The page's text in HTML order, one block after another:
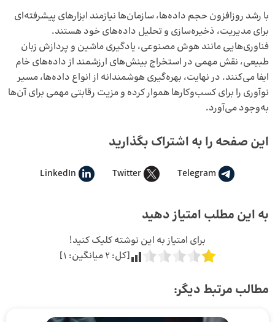
با رشد روزافزون حجم داده‌ها، سازمان‌ها نیازمند ابزارهای پیشرفته‌ای
برای مدیریت، ذخیره‌سازی و تحلیل داده‌های خود هستند.
فناوری‌هایی مانند هوش مصنوعی، یادگیری ماشین و پردازش زبان
طبیعی، نقش مهمی در استخراج بینش‌های ارزشمند از داده‌های خام
ایفا می‌کنند. در نهایت، بهره‌گیری هوشمندانه از انواع داده‌ها، مسیر
نوآوری را برای کسب‌وکارها هموار کرده و مزیت رقابتی مهمی برای آن‌ها
به‌وجود می‌آورد.
این صفحه را به اشتراک بگذارید
Telegram
Twitter
LinkedIn
به این مطلب امتیاز دهید
برای امتیاز به این نوشته کلیک کنید!
[کل: 2میانگین: 1
]
مطالب مرتبط دیگر: